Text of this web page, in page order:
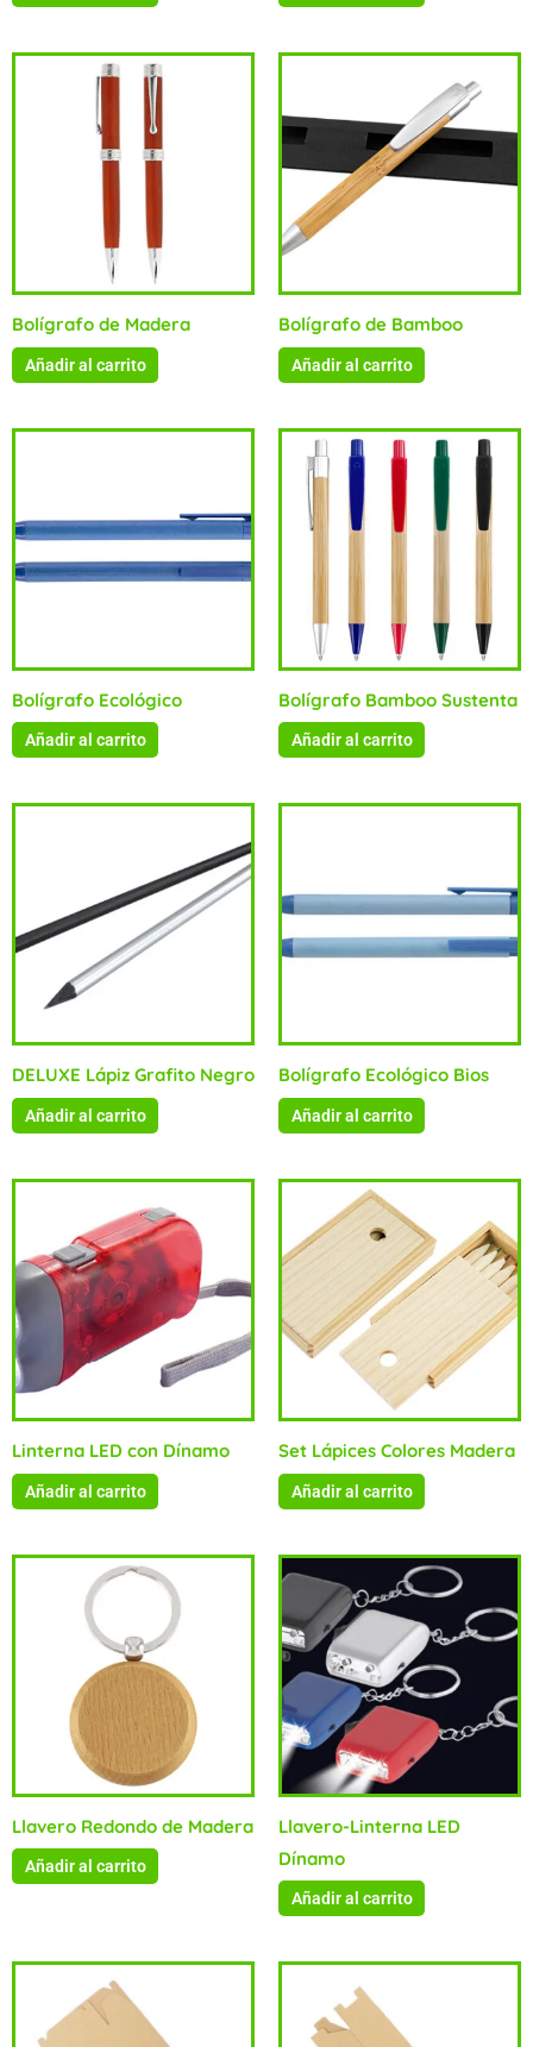
Bolígrafo de Madera
Añadir al carrito
Bolígrafo de Bamboo
Añadir al carrito
Bolígrafo Ecológico
Añadir al carrito
Bolígrafo Bamboo Sustenta
Añadir al carrito
DELUXE Lápiz Grafito Negro
Añadir al carrito
Bolígrafo Ecológico Bios
Añadir al carrito
Linterna LED con Dínamo
Añadir al carrito
Set Lápices Colores Madera
Añadir al carrito
Llavero Redondo de Madera
Añadir al carrito
Llavero-Linterna LED
Dínamo
Añadir al carrito